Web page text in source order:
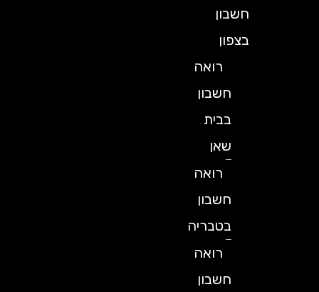
חשבון
בצפון
רואה
חשבון
בבית
רואה
חשבון
בטבריה
רואה
חשבון